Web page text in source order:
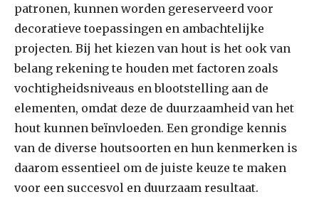
patronen, kunnen worden gereserveerd voor
decoratieve toepassingen en ambachtelijke
projecten. Bij het kiezen van hout is het ook van
belang rekening te houden met factoren zoals
vochtigheidsniveaus en blootstelling aan de
elementen, omdat deze de duurzaamheid van het
hout kunnen beïnvloeden. Een grondige kennis
van de diverse houtsoorten en hun kenmerken is
daarom essentieel om de juiste keuze te maken
voor een succesvol en duurzaam resultaat.